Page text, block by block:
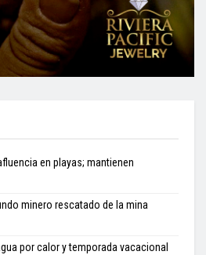
en playas; mantienen
minero rescatado de la mina
por calor y temporada vacacional